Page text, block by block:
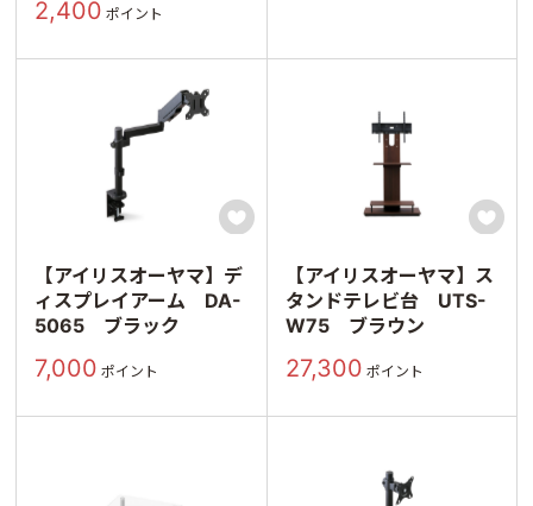
2,400 ポイント

【アイリスオーヤマ】デ
ィスプレイアーム DA-
5065 ブラック
7,000 ポイント

【アイリスオーヤマ】ス
タンドテレビ台 UTS-
W75 ブラウン
27,300 ポイント